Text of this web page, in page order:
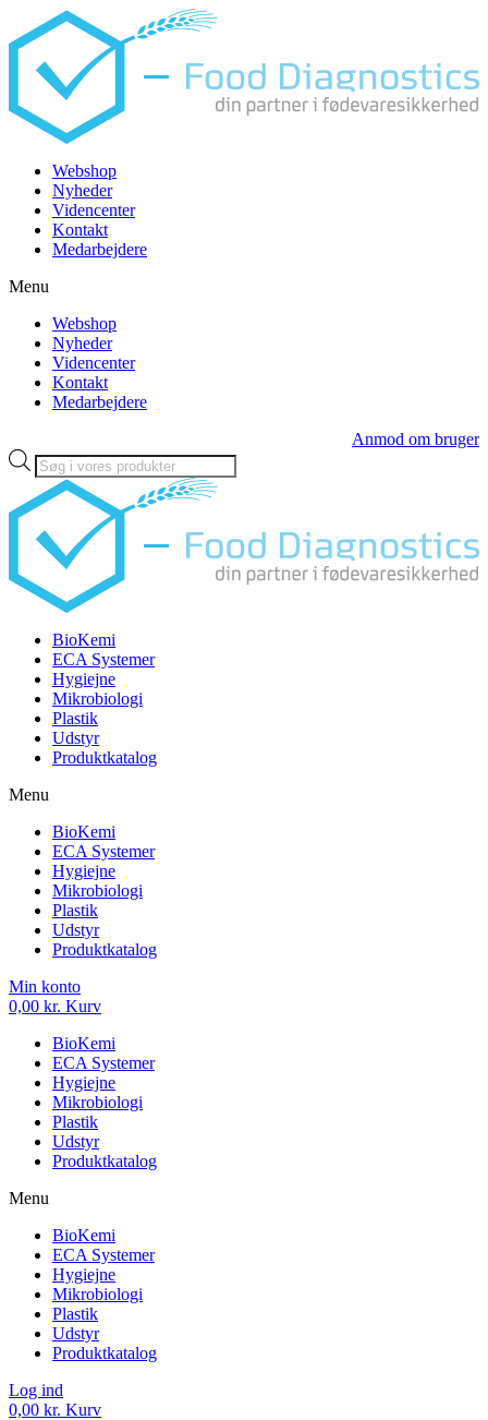
Videre
til
Webshop
Nyheder
Videncenter
Kontakt
Medarbejdere
Menu
Webshop
Nyheder
Videncenter
Kontakt
Medarbejdere
Anmod om bruger
Products
search
BioKemi
ECA Systemer
Hygiejne
Mikrobiologi
Plastik
Udstyr
Produktkatalog
Menu
BioKemi
ECA Systemer
Hygiejne
Mikrobiologi
Plastik
Udstyr
Produktkatalog
Min konto
0,00 kr. Kurv
BioKemi
ECA Systemer
Hygiejne
Mikrobiologi
Plastik
Udstyr
Produktkatalog
Menu
BioKemi
ECA Systemer
Hygiejne
Mikrobiologi
Plastik
Udstyr
Produktkatalog
Log ind
0,00 kr. Kurv